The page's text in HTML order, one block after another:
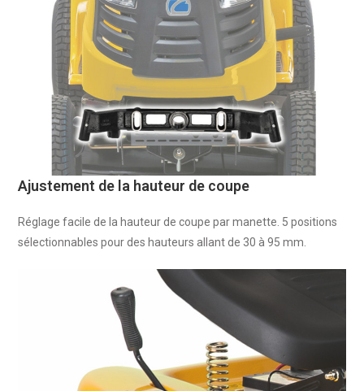
Ajustement de la hauteur de coupe
Réglage facile de la hauteur de coupe par manette. 5 positions
sélectionnables pour des hauteurs allant de 30 à 95 mm.